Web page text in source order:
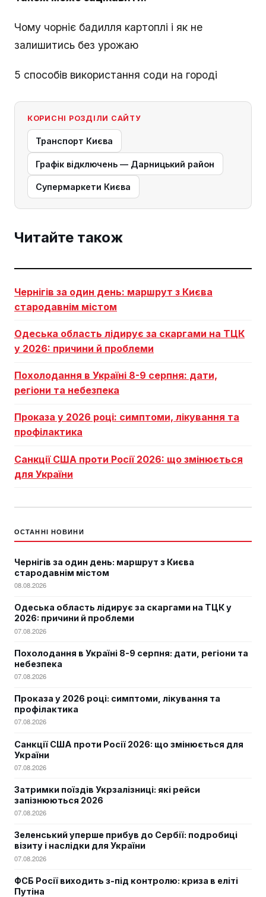
Чому чорніє бадилля картоплі і як не
залишитись без урожаю
5 способів використання соди на городі
КОРИСНІ РОЗДІЛИ САЙТУ
Транспорт Києва
Графік відключень — Дарницький район
Супермаркети Києва
Читайте також
Чернігів за один день: маршрут з Києва
стародавнім містом
Одеська область лідирує за скаргами на ТЦК
у 2026: причини й проблеми
Похолодання в Україні 8-9 серпня: дати,
регіони та небезпека
Проказа у 2026 році: симптоми, лікування та
профілактика
Санкції США проти Росії 2026: що змінюється
для України
ОСТАННІ НОВИНИ
Чернігів за один день: маршрут з Києва
стародавнім містом
08.08.2026
Одеська область лідирує за скаргами на ТЦК у
2026: причини й проблеми
07.08.2026
Похолодання в Україні 8-9 серпня: дати, регіони та
небезпека
07.08.2026
Проказа у 2026 році: симптоми, лікування та
профілактика
07.08.2026
Санкції США проти Росії 2026: що змінюється для
України
07.08.2026
Затримки поїздів Укрзалізниці: які рейси
запізнюються 2026
07.08.2026
Зеленський уперше прибув до Сербії: подробиці
візиту і наслідки для України
07.08.2026
ФСБ Росії виходить з-під контролю: криза в еліті
Путіна